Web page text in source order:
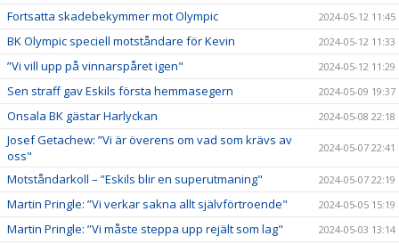
Fortsatta skadebekymmer mot Olympic 2024-05-12 11:45
BK Olympic speciell motståndare för Kevin 2024-05-12 11:33
”Vi vill upp på vinnarspåret igen" 2024-05-12 11:29
Sen straff gav Eskils första hemmasegern 2024-05-09 19:37
Onsala BK gästar Harlyckan 2024-05-08 22:18
Josef Getachew: ”Vi är överens om vad som krävs av
oss"
2024-05-07 22:41
Motståndarkoll – ”Eskils blir en superutmaning" 2024-05-07 22:19
Martin Pringle: ”Vi verkar sakna allt självförtroende" 2024-05-05 15:19
Martin Pringle: ”Vi måste steppa upp rejält som lag" 2024-05-03 13:14